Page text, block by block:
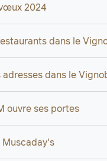
2024
dans le
adresses dans le
ouvre ses portes
Muscaday's